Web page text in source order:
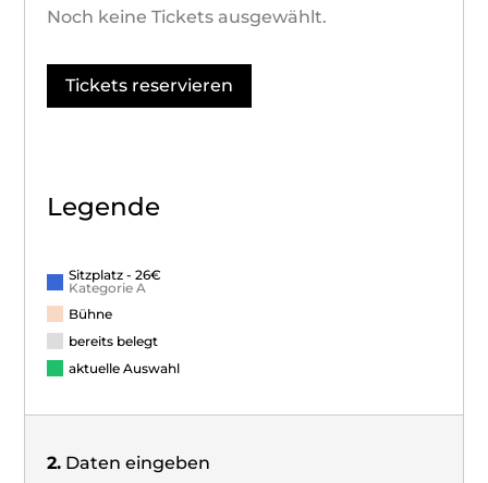
Noch keine Tickets ausgewählt.
Tickets reservieren
Legende
Sitzplatz - 26€
Kategorie A
Bühne
bereits belegt
aktuelle Auswahl
2. Daten eingeben